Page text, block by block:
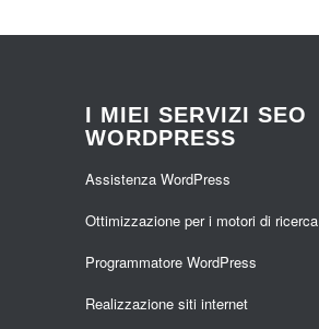
qui per ovvi motivi, ma dopo una
vasta ricerca e un' attenta
nostro sito posso dire a nome di
tutto il nostro staff che non
Grazie di tutto Angelo insieme al
I MIEI SERVIZI SEO
WORDPRESS
Assistenza WordPress
Ottimizzazione per i motori di ricerca
Programmatore WordPress
Realizzazione siti internet